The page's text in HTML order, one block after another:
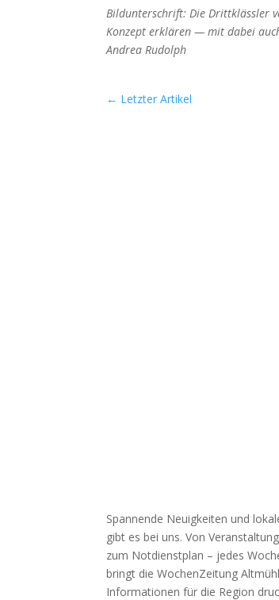
Bild­un­ter­schrift: Die Dritt­kläss­ler
Kon­zept erklä­ren — mit dabei
Andrea Rudolph
← Letzter Artikel
Spannende Neuigkeiten und
gibt es bei uns. Von
zum Notdienstplan – jedes
bringt die WochenZeitung
Informationen für die Region